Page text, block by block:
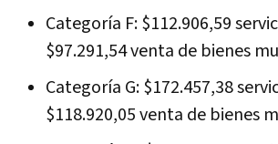
Categoría F: $112.906,59
$97.291,54 venta de bienes
Categoría G: $172.457,38
$118.920,05 venta de bienes